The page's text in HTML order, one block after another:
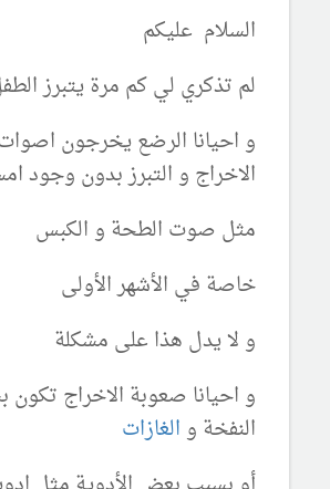
السلام عليكم
لم تذكري لي كم مرة يتبرز
و احيانا الرضع يخرجون اصوات
الاخراج و التبرز بدون وجود
مثل صوت الطحة و الكبس
خاصة في الأشهر الأولى
و لا يدل هذا على مشكلة
و احيانا صعوبة الاخراج
النفخة و الغازات